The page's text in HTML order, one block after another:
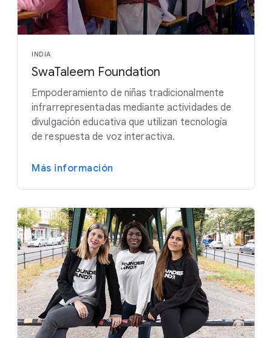
INDIA
SwaTaleem Foundation
Empoderamiento de niñas tradicionalmente
infrarrepresentadas mediante actividades de
divulgación educativa que utilizan tecnología
de respuesta de voz interactiva.
Más información